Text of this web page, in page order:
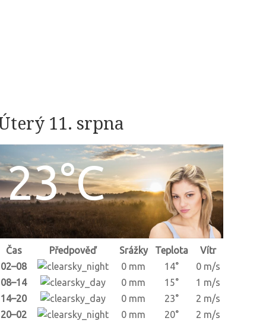
11. srpna
23°C
Čas Předpověď Srážky Teplota
Vítr
02–08
0 mm 14°
0 m/s
08–14
0 mm 15°
1 m/s
14–20
0 mm 23°
2 m/s
20–02
0 mm 20° 2 m/s